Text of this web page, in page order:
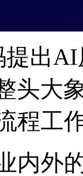
提出
大象
程工
外的